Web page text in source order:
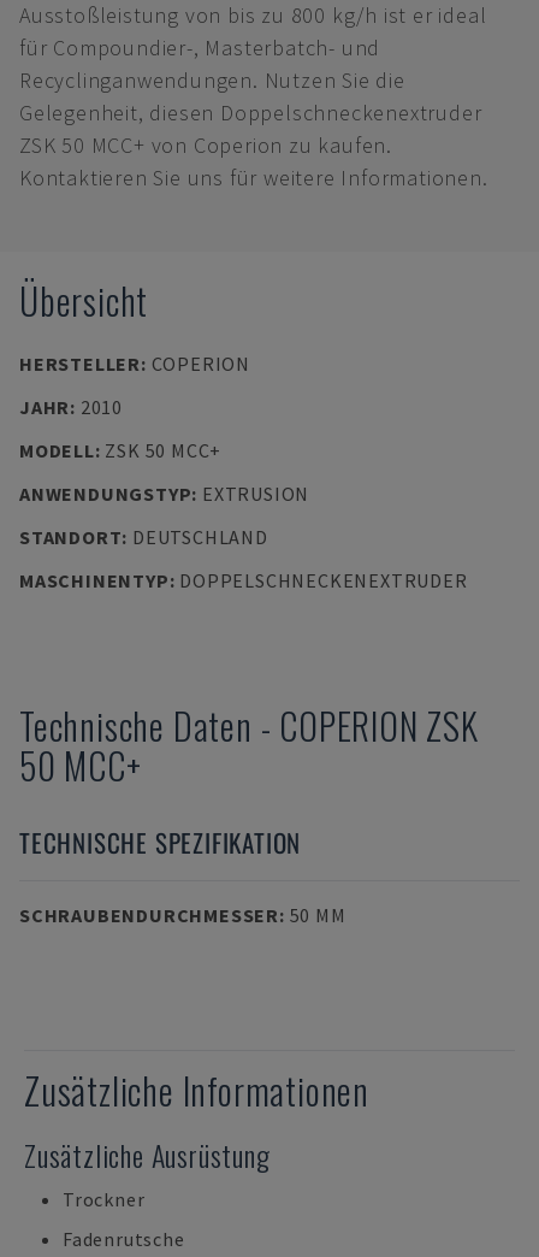
Ausstoßleistung von bis zu 800 kg/h ist er ideal
für Compoundier-, Masterbatch- und
Recyclinganwendungen. Nutzen Sie die
Gelegenheit, diesen Doppelschneckenextruder
ZSK 50 MCC+ von Coperion zu kaufen.
Kontaktieren Sie uns für weitere Informationen.
Übersicht
HERSTELLER: COPERION
JAHR: 2010
MODELL: ZSK 50 MCC+
ANWENDUNGSTYP: EXTRUSION
STANDORT: DEUTSCHLAND
MASCHINENTYP: DOPPELSCHNECKENEXTRUDER
Technische Daten - COPERION ZSK
50 MCC+
TECHNISCHE SPEZIFIKATION
SCHRAUBENDURCHMESSER: 50 MM
Zusätzliche Informationen
Zusätzliche Ausrüstung
Trockner
Fadenrutsche